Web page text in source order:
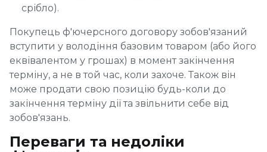
срібло).
Покупець ф'ючерсного договору зобов'язаний
вступити у володіння базовим товаром (або його
еквівалентом у грошах) в момент закінчення
терміну, а не в той час, коли захоче. Також він
може продати свою позицію будь-коли до
закінчення терміну дії та звільнити себе від
зобов'язань.
Переваги та недоліки